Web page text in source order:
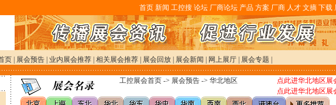
首页 新闻 工控搜 论坛 厂商论坛 产品 方案 厂商 人才 文摘 下载
页 展会预告 业内展会推荐 相关展会推荐 展会回放 展会新闻 网上展厅 展会专题
工控展会首页 -> 展会预告 -> 华北地区
点此进华北地区展
点此进华北地区展